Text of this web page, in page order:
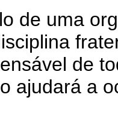
de uma
de
ajudará a